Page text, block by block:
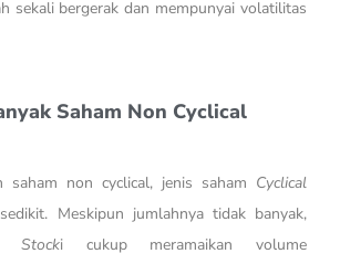
sekali bergerak dan mempunyai volatilitas
Saham Non Cyclical
saham non cyclical, jenis saham Cyclical
Meskipun jumlahnya tidak banyak,
Stocki cukup meramaikan volume